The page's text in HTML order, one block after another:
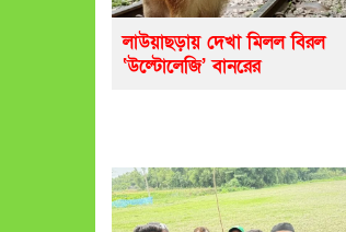
লাউয়াছড়ায় দেখা মিলল বিরল
‘উল্টোলেজি’ বানরের